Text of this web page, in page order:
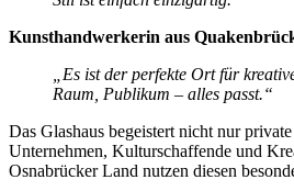
Kunsthandwerkerin aus
„Es ist der perfekte Ort für
Raum, Publikum – alles passt.“
Das Glashaus begeistert nicht nur
Unternehmen, Kulturschaffende und
Osnabrücker Land nutzen diesen